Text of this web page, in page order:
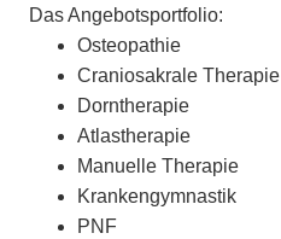
Das Angebotsportfolio:
Osteopathie
Craniosakrale Therapie
Dorntherapie
Atlastherapie
Manuelle Therapie
Krankengymnastik
PNF